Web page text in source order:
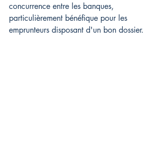
concurrence entre les banques,
particulièrement bénéfique pour les
emprunteurs disposant d'un bon dossier.